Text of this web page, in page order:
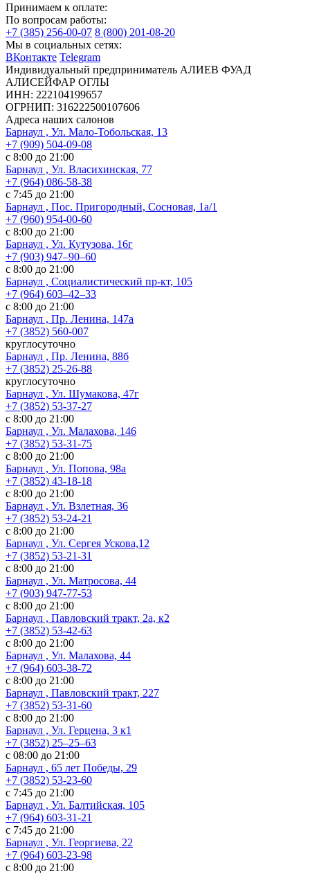
Принимаем к оплате:
По вопросам работы:
+7 (385) 256-00-07 8 (800) 201-08-20
Мы в социальных сетях:
ВКонтакте Telegram
Индивидуальный предприниматель АЛИЕВ ФУАД
АЛИСЕЙФАР ОГЛЫ
ИНН: 222104199657
ОГРНИП: 316222500107606
Адреса наших салонов
Барнаул , Ул. Мало-Тобольская, 13
+7 (909) 504-09-08
с 8:00 до 21:00
Барнаул , Ул. Власихинская, 77
+7 (964) 086-58-38
с 7:45 до 21:00
Барнаул , Пос. Пригородный, Сосновая, 1а/1
+7 (960) 954-00-60
с 8:00 до 21:00
Барнаул , Ул. Кутузова, 16г
+7 (903) 947‒90‒60
с 8:00 до 21:00
Барнаул , Социалистический пр-кт, 105
+7 (964) 603‒42‒33
с 8:00 до 21:00
Барнаул , Пр. Ленина, 147а
+7 (3852) 560-007
круглосуточно
Барнаул , Пр. Ленина, 88б
+7 (3852) 25-26-88
круглосуточно
Барнаул , Ул. Шумакова, 47г
+7 (3852) 53-37-27
с 8:00 до 21:00
Барнаул , Ул. Малахова, 146
+7 (3852) 53-31-75
с 8:00 до 21:00
Барнаул , Ул. Попова, 98а
+7 (3852) 43-18-18
с 8:00 до 21:00
Барнаул , Ул. Взлетная, 36
+7 (3852) 53-24-21
с 8:00 до 21:00
Барнаул , Ул. Сергея Ускова,12
+7 (3852) 53-21-31
с 8:00 до 21:00
Барнаул , Ул. Матросова, 44
+7 (903) 947-77-53
с 8:00 до 21:00
Барнаул , Павловский тракт, 2а, к2
+7 (3852) 53-42-63
с 8:00 до 21:00
Барнаул , Ул. Малахова, 44
+7 (964) 603-38-72
с 8:00 до 21:00
Барнаул , Павловский тракт, 227
+7 (3852) 53-31-60
с 8:00 до 21:00
Барнаул , Ул. ​Герцена, 3 к1
+7 (3852) 25‒25‒63
с 08:00 до 21:00
Барнаул , 65 лет Победы, 29
+7 (3852) 53-23-60
с 7:45 до 21:00
Барнаул , Ул. Балтийская, 105
+7 (964) 603-31-21
с 7:45 до 21:00
Барнаул , Ул. Георгиева, 22
+7 (964) 603-23-98
с 8:00 до 21:00